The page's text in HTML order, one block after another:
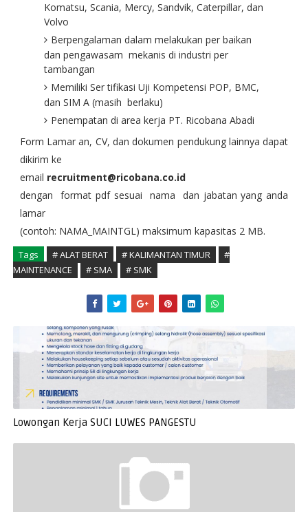
Komatsu, Scania, Mercy, Sandvik, Caterpillar, dan
Volvo
Berpengalaman dalam melakukan per baikan
dan pengawasam mekanis di industri per
tambangan
Memiliki Ser tifikasi Uji Kompetensi POP, BMC,
dan SIM A (masih berlaku)
Penempatan di area kerja PT. Ricobana Abadi
Form Lamar an, CV, dan dokumen pendukung lainnya dapat
dikirim ke
email recruitment@ricobana.co.id
dengan format pdf sesuai nama dan jabatan yang anda
lamar
(contoh: NAMA_MAINTGL) maksimum kapasitas 2 MB.
Tags # ALAT BERAT # KALIMANTAN TIMUR
#
MAINTENANCE
# SMA # SMK
Lowongan Kerja SUCI LUWES PANGESTU